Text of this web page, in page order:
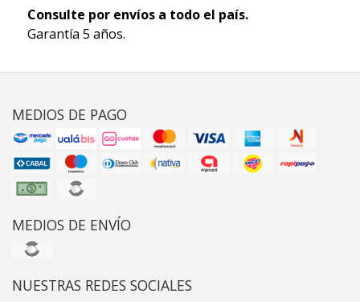
Consulte por envíos a todo el país.
Garantía 5 años.
MEDIOS DE PAGO
MEDIOS DE ENVÍO
NUESTRAS REDES SOCIALES